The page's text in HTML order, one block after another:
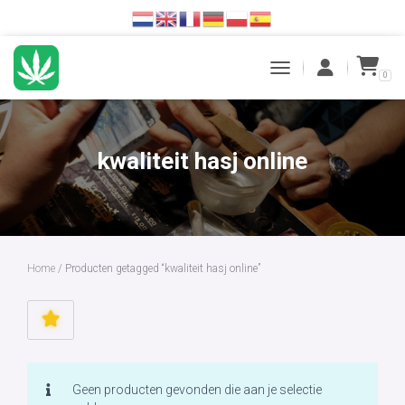
TOGGLE NAVIGATION0
kwaliteit hasj online
Home / Producten getagged “kwaliteit hasj online”
Geen producten gevonden die aan je selectie